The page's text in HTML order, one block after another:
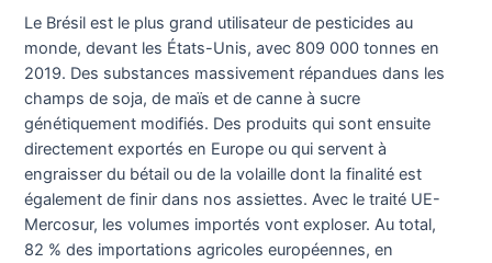
Le Brésil est le plus grand utilisateur de pesticides au
monde, devant les États-Unis, avec 809 000 tonnes en
2019. Des substances massivement répandues dans les
champs de soja, de maïs et de canne à sucre
génétiquement modifiés. Des produits qui sont ensuite
directement exportés en Europe ou qui servent à
engraisser du bétail ou de la volaille dont la finalité est
également de finir dans nos assiettes. Avec le traité UE-
Mercosur, les volumes importés vont exploser. Au total,
82 % des importations agricoles européennes, en